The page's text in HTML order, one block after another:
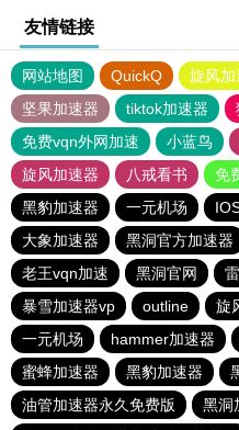
友情链接
网站地图 QuickQ 旋风加
坚果加速器
tiktok加速器
免费vqn外网加速
小蓝鸟
旋风加速器
八戒看书
免
黑豹加速器
一元机场
大象加速器
黑洞官方加速器
老王vqn加速
黑洞官网
暴雪加速器vp
outline 旋
一元机场
hammer加速器
蜜蜂加速器
黑豹加速器
油管加速器永久免费版
黑洞